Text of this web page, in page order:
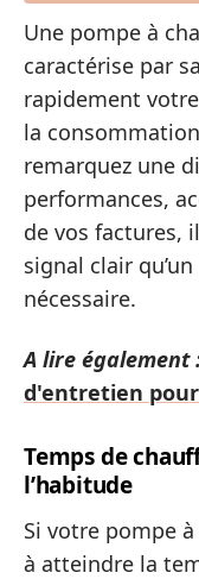
Une pompe à
caractérise par
rapidement
la
remarquez une
performances,
de vos factures,
signal clair
nécessaire.
A lire également
d'entretien
Temps de
l’habitude
Si votre pompe
à atteindre la